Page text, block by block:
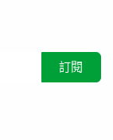
訂閱